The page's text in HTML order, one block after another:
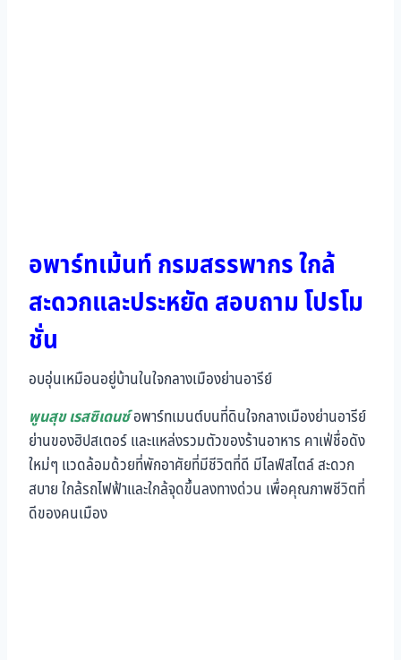
อพาร์ทเม้นท์ กรมสรรพากร ใกล้
สะดวกและประหยัด สอบถาม โปรโม
ชั่น
อบอุ่นเหมือนอยู่บ้านในใจกลางเมืองย่านอารีย์
พูนสุข เรสซิเดนซ์อพาร์ทเมนต์บนที่ดินใจกลางเมืองย่านอารีย์
ย่านของฮิปสเตอร์ และแหล่งรวมตัวของร้านอาหาร คาเฟ่ชื่อดัง
ใหม่ๆ แวดล้อมด้วยที่พักอาศัยที่มีชีวิตที่ดี มีไลฟ์สไตล์ สะดวก
สบาย ใกล้รถไฟฟ้าและใกล้จุดขึ้นลงทางด่วน เพื่อคุณภาพชีวิตที่
ดีของคนเมือง